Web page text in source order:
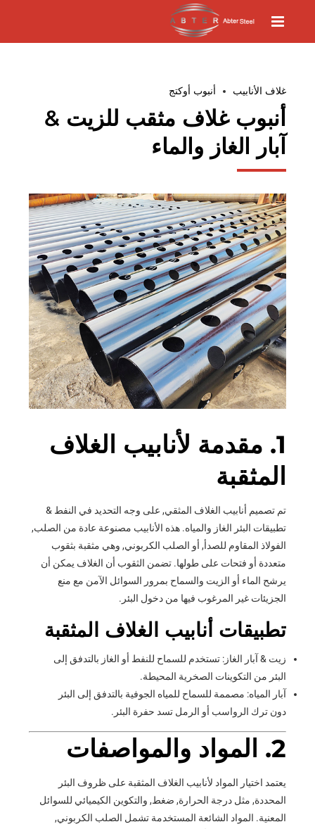
غلاف الأنابيب أنبوب أوكتج
أنبوب غلاف مثقب للزيت &
آبار الغاز والماء
1. مقدمة لأنابيب الغلاف
المثقبة
تم تصميم أنابيب الغلاف المثقي, على وجه التحديد في النفط &
تطبيقات البئر الغاز والمياه. هذه الأنابيب مصنوعة عادة من الصلب,
الفولاذ المقاوم للصدأ, أو الصلب الكربوني, وهي مثقبة بثقوب
متعددة أو فتحات على طولها. تضمن الثقوب أن الغلاف يمكن أن
يرشح الماء أو الزيت والسماح بمرور السوائل الآمن مع منع
الجزيئات غير المرغوب فيها من دخول البئر.
تطبيقات أنابيب الغلاف المثقبة
زيت & آبار الغاز: تستخدم للسماح للنفط أو الغاز بالتدفق إلى
البئر من التكوينات الصخرية المحيطة.
آبار المياه: مصممة للسماح للمياه الجوفية بالتدفق إلى البئر
دون ترك الرواسب أو الرمل تسد حفرة البئر.
2. المواد والمواصفات
يعتمد اختيار المواد لأنابيب الغلاف المثقبة على ظروف البئر
المحددة, مثل درجة الحرارة, ضغط, والتكوين الكيميائي للسوائل
المعنية. المواد الشائعة المستخدمة تشمل الصلب الكربوني,